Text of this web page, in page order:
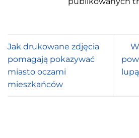
Jak drukowane zdjęcia
pomagają pokazywać
miasto oczami
mieszkańców